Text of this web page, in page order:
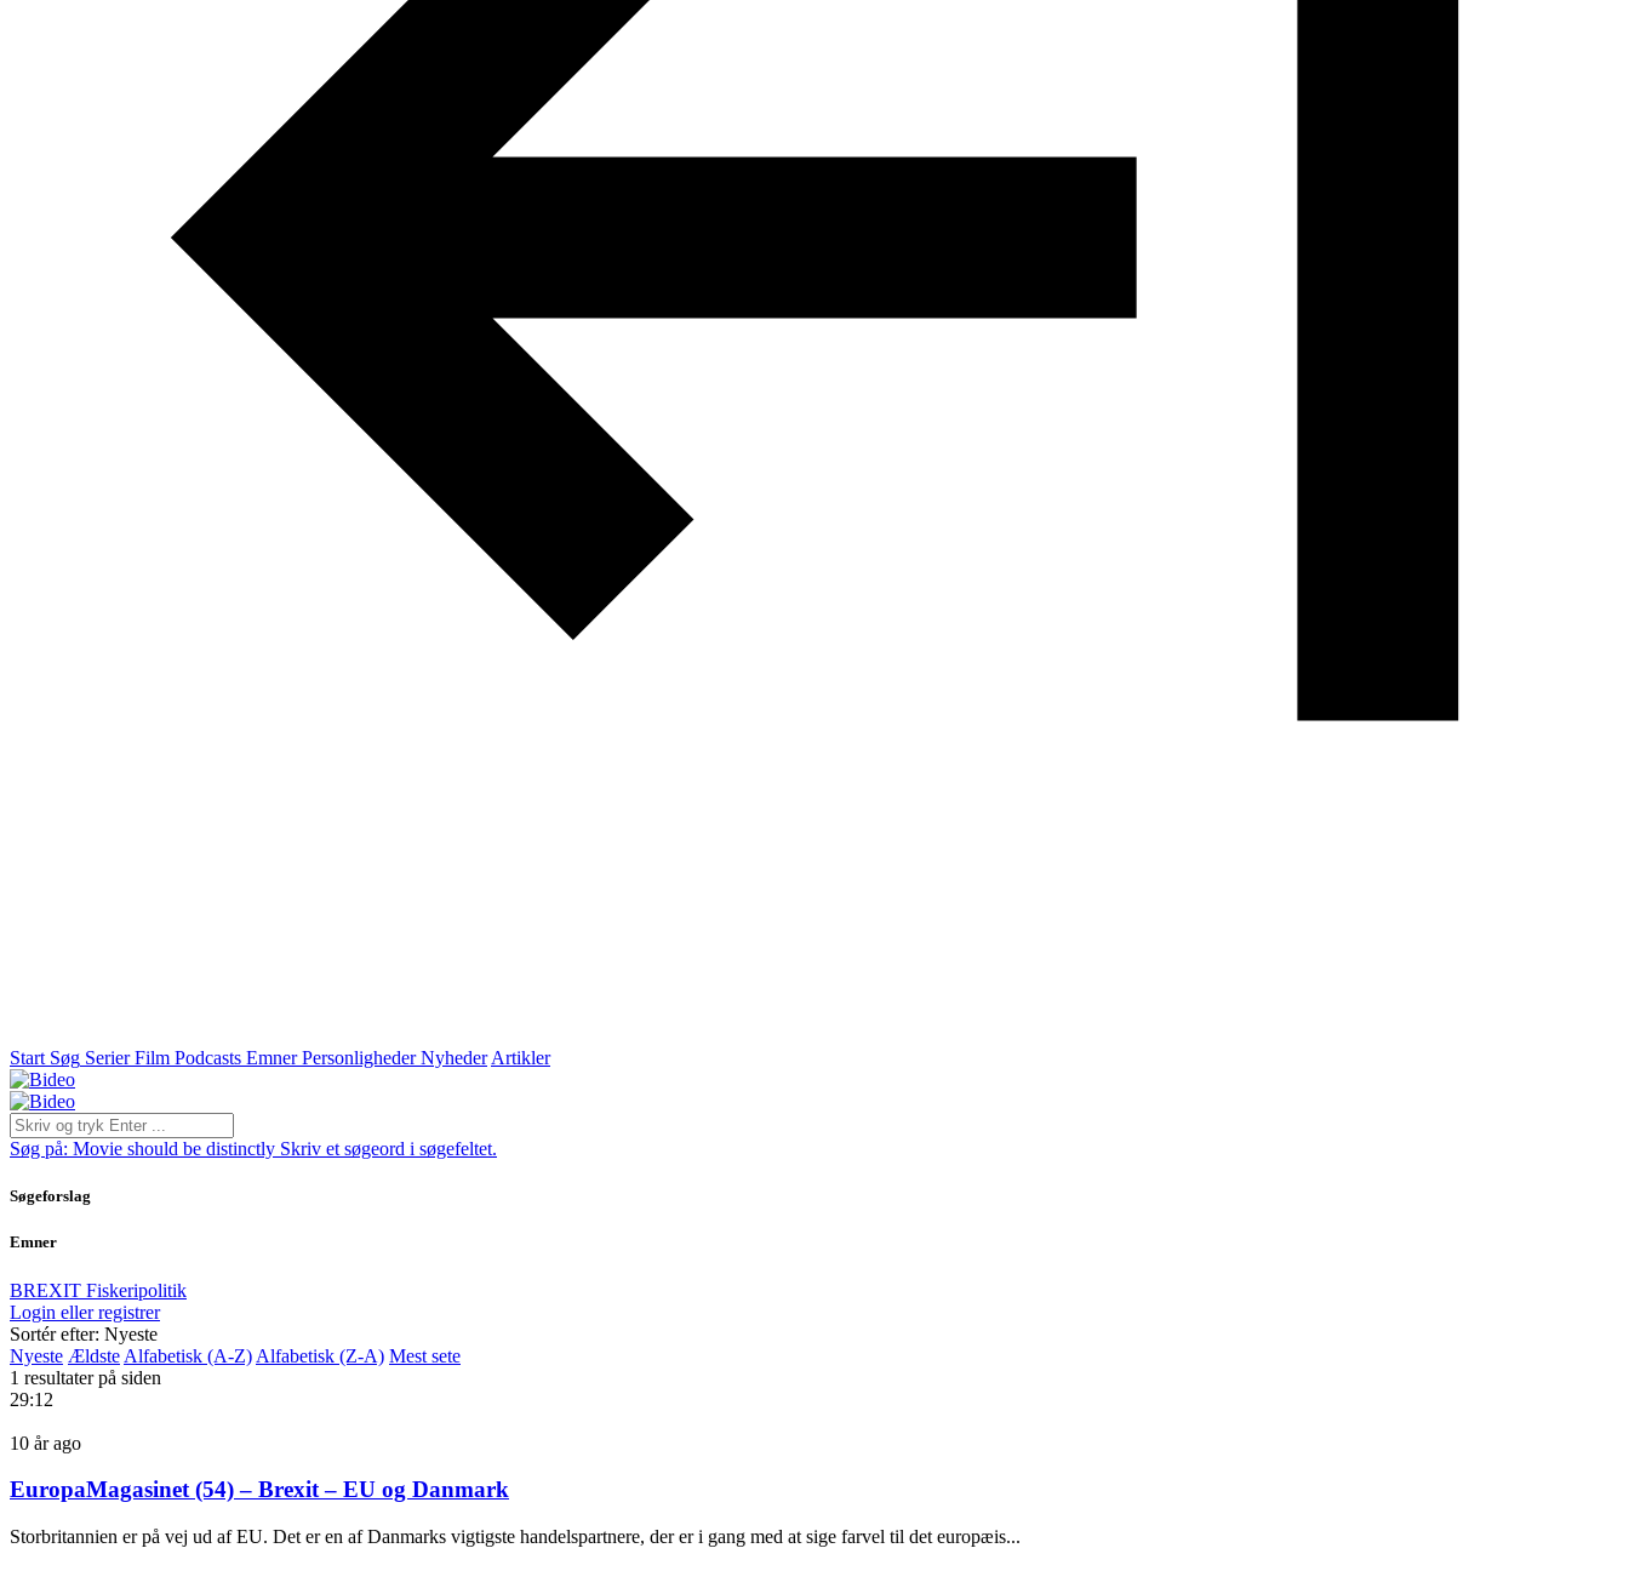
Start Søg Serier Film Podcasts Emner Personligheder Nyheder Artikler
Søg på: Movie should be distinctly Skriv et søgeord i søgefeltet.
Søgeforslag
Emner
BREXIT Fiskeripolitik
Login eller registrer
Sortér efter: Nyeste
Nyeste Ældste Alfabetisk (A-Z) Alfabetisk (Z-A) Mest sete
1 resultater på siden
29:12
10 år ago
EuropaMagasinet (54) – Brexit – EU og Danmark
Storbritannien er på vej ud af EU. Det er en af Danmarks vigtigste handelspartnere, der er i gang med at sige farvel til det europæis...